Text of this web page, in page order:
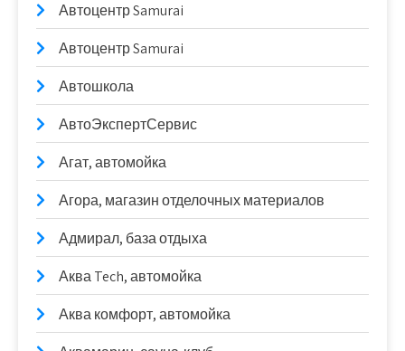
Автоцентр Samurai
Автоцентр Samurai
Автошкола
АвтоЭкспертСервис
Агат, автомойка
Агора, магазин отделочных материалов
Адмирал, база отдыха
Аква Tech, автомойка
Аква комфорт, автомойка